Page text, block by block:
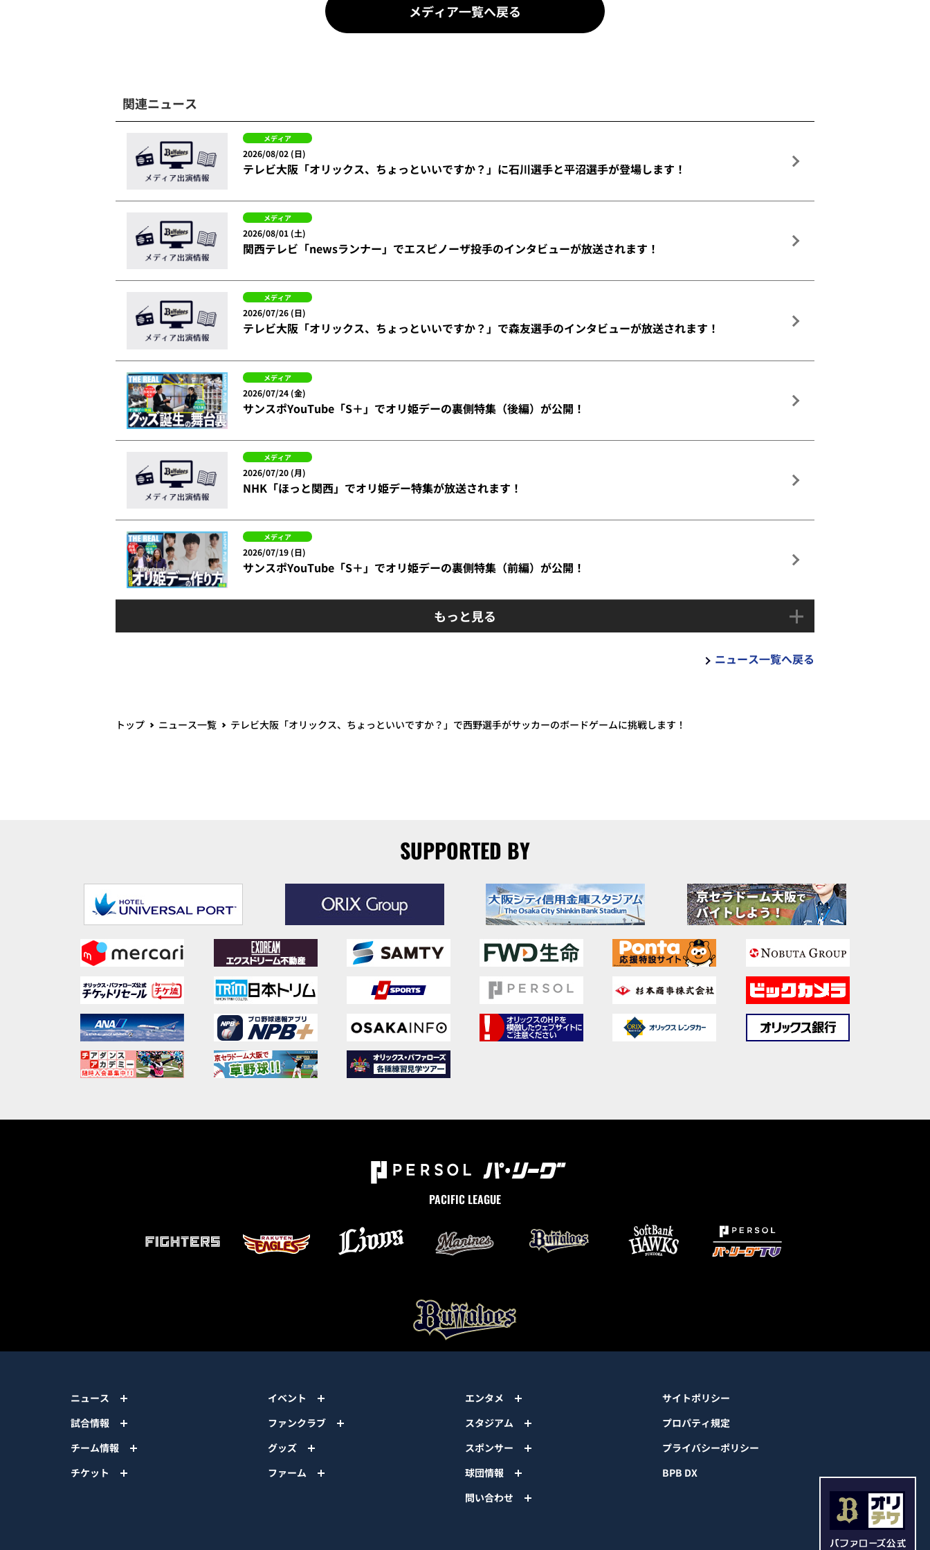
メディア一覧へ戻る
関連ニュース
メディア
2026/08/02 (日)
テレビ大阪「オリックス、ちょっといいですか？」に石川選手と平沼選手が登場します！
メディア
2026/08/01 (土)
関西テレビ「newsランナー」でエスピノーザ投手のインタビューが放送されます！
メディア
2026/07/26 (日)
テレビ大阪「オリックス、ちょっといいですか？」で森友選手のインタビューが放送されます！
メディア
2026/07/24 (金)
サンスポYouTube「S＋」でオリ姫デーの裏側特集（後編）が公開！
メディア
2026/07/20 (月)
NHK「ほっと関西」でオリ姫デー特集が放送されます！
メディア
2026/07/19 (日)
サンスポYouTube「S＋」でオリ姫デーの裏側特集（前編）が公開！
もっと見る
ニュース一覧へ戻る
トップ ニュース一覧 テレビ大阪「オリックス、ちょっといいですか？」で西野選手がサッカーのボードゲームに挑戦します！
SUPPORTED BY
PACIFIC LEAGUE
ニュース
試合情報
チーム情報
チケット
イベント
ファンクラブ
グッズ
ファーム
エンタメ
スタジアム
スポンサー
球団情報
問い合わせ
サイトポリシー
プロパティ規定
プライバシーポリシー
BPB DX